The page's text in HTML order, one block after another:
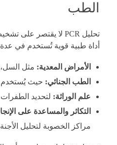
الطب
أداة طبية قوية تُستخدم في
الأمراض المعدية: مثل السل،
الطب الجنائي: حيث يُستخدم
علم الوراثة: لتحديد الطفرات
التكاثر والمساعدة على
مراكز الخصوبة لتحليل